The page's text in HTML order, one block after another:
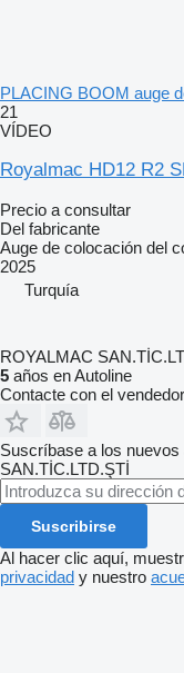
PLACING BOOM auge
21
VÍDEO
Royalmac HD12 R2
Precio a consultar
Del fabricante
Auge de colocación del
2025
Turquía
ROYALMAC
5 años en Autoline
Contacte con el vendedor
Suscríbase a los
SAN.TİC.LTD.ŞTİ
Suscribirse
Al hacer clic aquí,
privacidad y nuestro